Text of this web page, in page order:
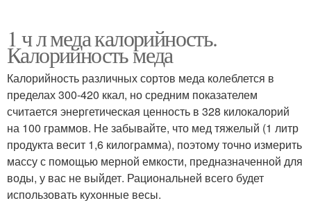
1 ч л меда калорийность.
Калорийность меда
Калорийность различных сортов меда колеблется в
пределах 300-420 ккал, но средним показателем
считается энергетическая ценность в 328 килокалорий
на 100 граммов. Не забывайте, что мед тяжелый (1 литр
продукта весит 1,6 килограмма), поэтому точно измерить
массу с помощью мерной емкости, предназначенной для
воды, у вас не выйдет. Рациональней всего будет
использовать кухонные весы.